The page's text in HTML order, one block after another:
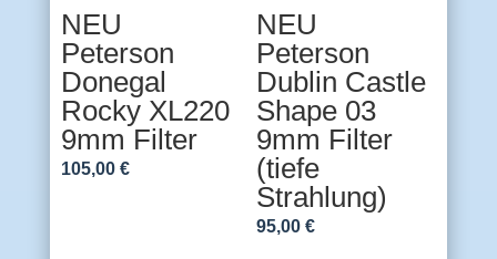
NEU
Peterson
Donegal
Rocky XL220
9mm Filter
105,00 €
NEU
Peterson
Dublin Castle
Shape 03
9mm Filter
(tiefe
Strahlung)
95,00 €